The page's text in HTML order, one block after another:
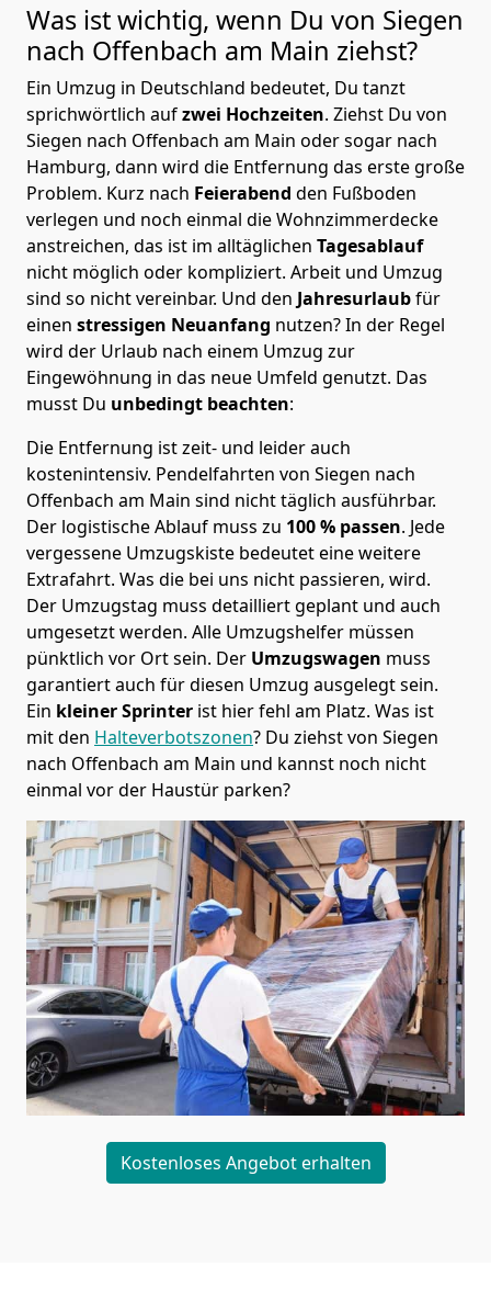
Was ist wichtig, wenn Du von Siegen
nach Offenbach am Main ziehst?
Ein Umzug in Deutschland bedeutet, Du tanzt
sprichwörtlich aufzwei Hochzeiten. Ziehst Du von
Siegen nach Offenbach am Main oder sogar nach
Hamburg, dann wird die Entfernung das erste große
Problem. Kurz nach Feierabend den Fußboden
verlegen und noch einmal die Wohnzimmerdecke
anstreichen, das ist im alltäglichen Tagesablauf
nicht möglich oder kompliziert. Arbeit und Umzug
sind so nicht vereinbar. Und den Jahresurlaubfür
einen stressigen Neuanfang nutzen? In der Regel
wird der Urlaub nach einem Umzug zur
Eingewöhnung in das neue Umfeld genutzt. Das
musst Du unbedingt beachten:
Die Entfernung ist zeit- und leider auch
kostenintensiv. Pendelfahrten von Siegen nach
Offenbach am Main sind nicht täglich ausführbar.
Der logistische Ablauf muss zu 100 % passen. Jede
vergessene Umzugskiste bedeutet eine weitere
Extrafahrt. Was die bei uns nicht passieren, wird.
Der Umzugstag muss detailliert geplant und auch
umgesetzt werden. Alle Umzugshelfer müssen
pünktlich vor Ort sein. Der Umzugswagen muss
garantiert auch für diesen Umzug ausgelegt sein.
Ein kleiner Sprinter ist hier fehl am Platz. Was ist
mit den Halteverbotszonen? Du ziehst von Siegen
nach Offenbach am Main und kannst noch nicht
einmal vor der Haustür parken?
Kostenloses Angebot erhalten